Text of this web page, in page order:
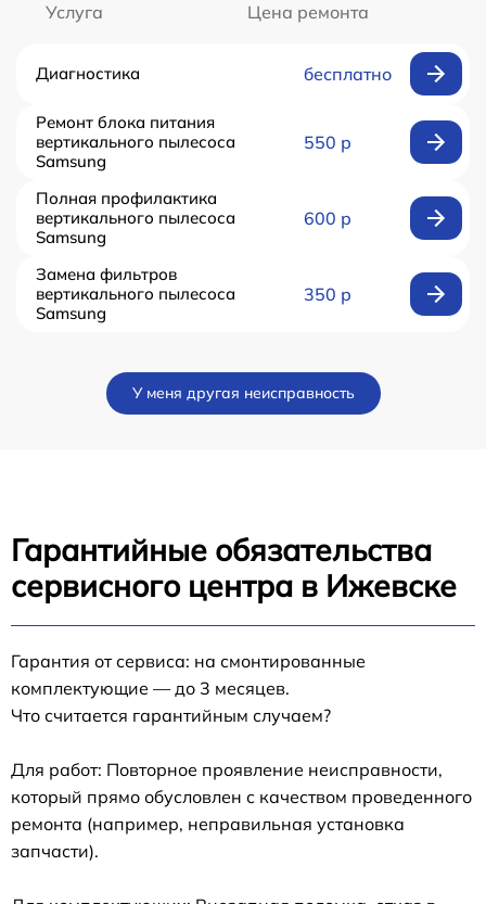
Услуга Цена ремонта
Диагностика бесплатно
Ремонт блока питания
вертикального пылесоса
Samsung
550 р
Полная профилактика
вертикального пылесоса
Samsung
600 р
Замена фильтров
вертикального пылесоса
Samsung
350 р
У меня другая неисправность
Гарантийные обязательства
сервисного центра в Ижевске
Гарантия от сервиса: на смонтированные
комплектующие — до 3 месяцев.
Что считается гарантийным случаем?
Для работ: Повторное проявление неисправности,
который прямо обусловлен с качеством проведенного
ремонта (например, неправильная установка
запчасти).